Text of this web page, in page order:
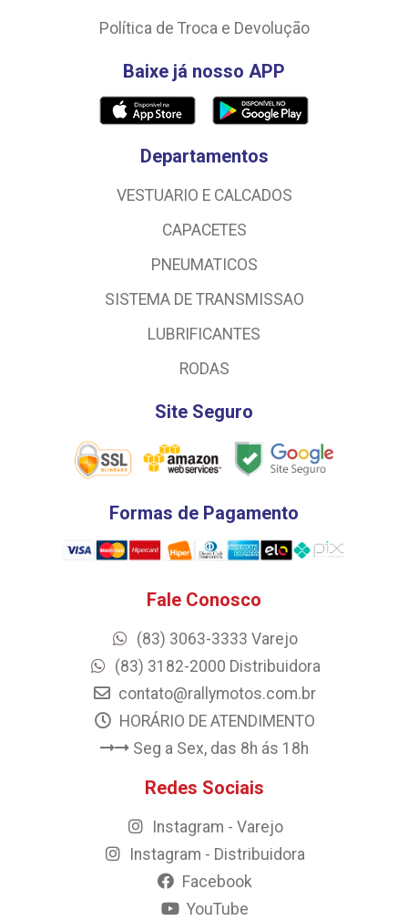
Política de Troca e Devolução
Baixe já nosso APP
Departamentos
VESTUARIO E CALCADOS
CAPACETES
PNEUMATICOS
SISTEMA DE TRANSMISSAO
LUBRIFICANTES
RODAS
Site Seguro
Formas de Pagamento
Fale Conosco
(83) 3063-3333 Varejo
(83) 3182-2000 Distribuidora
contato@rallymotos.com.br
HORÁRIO DE ATENDIMENTO
Seg a Sex, das 8h ás 18h
Redes Sociais
Instagram - Varejo
Instagram - Distribuidora
Facebook
YouTube